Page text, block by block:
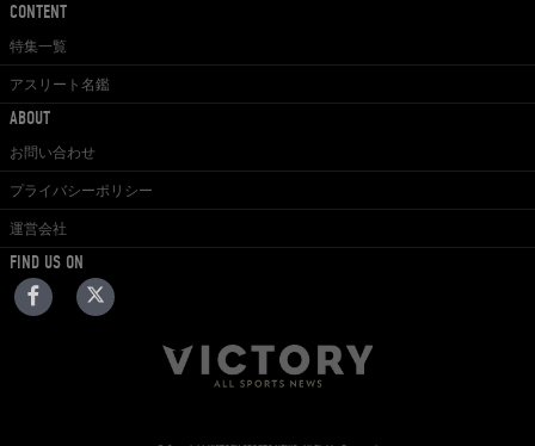
CONTENT
特集一覧
アスリート名鑑
ABOUT
お問い合わせ
プライバシーポリシー
運営会社
FIND US ON